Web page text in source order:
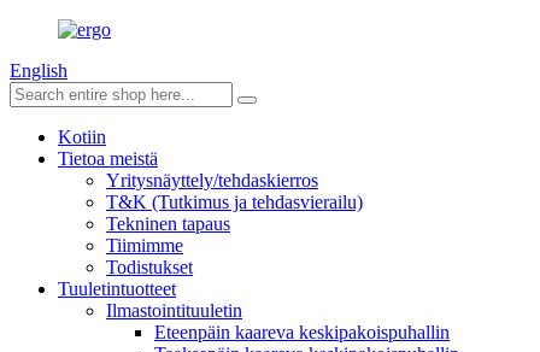
English
Kotiin
Tietoa meistä
Yritysnäyttely/tehdaskierros
T&K (Tutkimus ja tehdasvierailu)
Tekninen tapaus
Tiimimme
Todistukset
Tuuletintuotteet
Ilmastointituuletin
Eteenpäin kaareva keskipakoispuhallin